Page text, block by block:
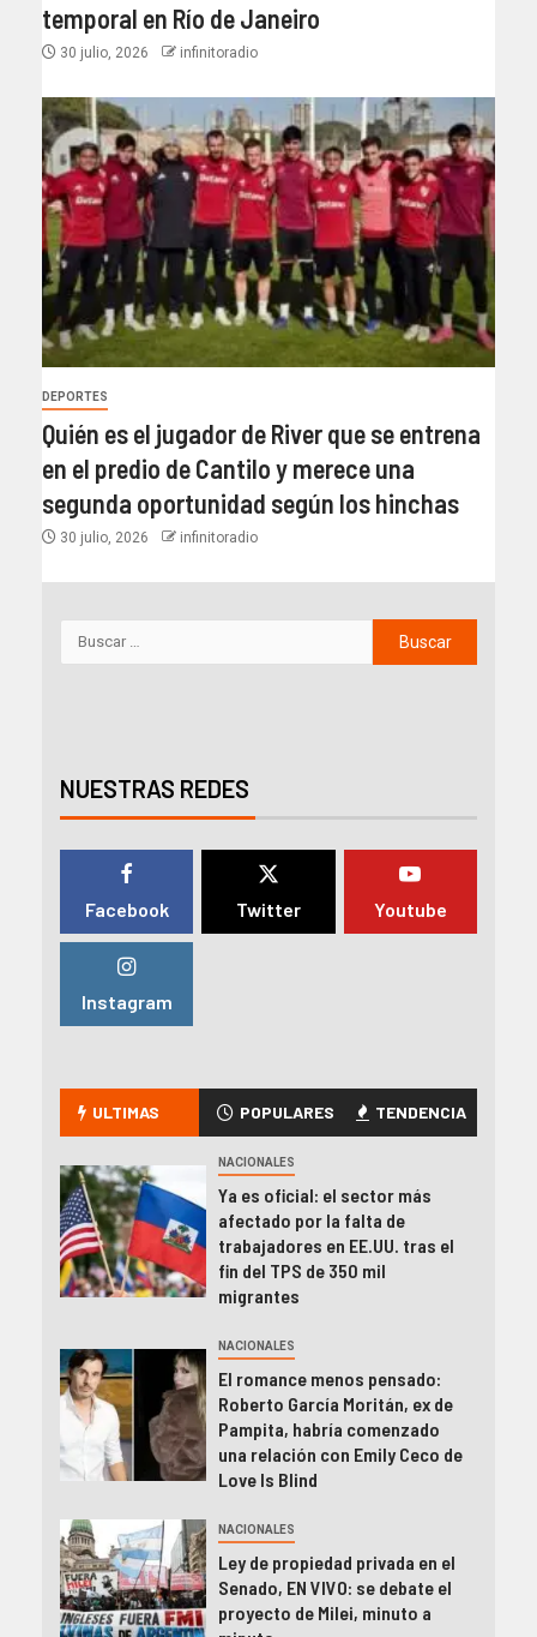
temporal en Río de Janeiro
30 julio, 2026 infinitoradio
DEPORTES
Quién es el jugador de River que se entrena
en el predio de Cantilo y merece una
segunda oportunidad según los hinchas
30 julio, 2026 infinitoradio
NUESTRAS REDES
Facebook Twitter Youtube
Instagram
ULTIMAS POPULARES TENDENCIA
NACIONALES
Ya es oficial: el sector más
afectado por la falta de
trabajadores en EE.UU. tras el
fin del TPS de 350 mil
migrantes
NACIONALES
El romance menos pensado:
Roberto García Moritán, ex de
Pampita, habría comenzado
una relación con Emily Ceco de
Love Is Blind
NACIONALES
Ley de propiedad privada en el
Senado, EN VIVO: se debate el
proyecto de Milei, minuto a